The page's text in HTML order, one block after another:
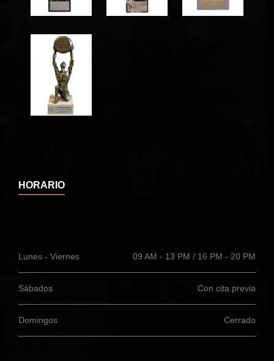
HORARIO
Lunes - Viernes 09 AM - 13 PM / 16 PM - 20 PM
Sábados Con cita previa
Domingos Cerrado